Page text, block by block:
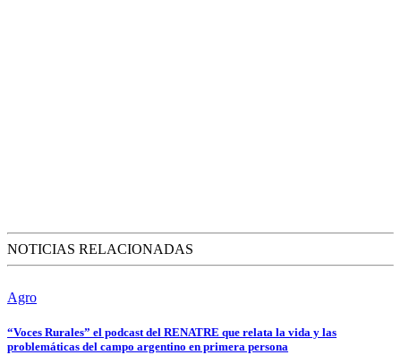
NOTICIAS RELACIONADAS
Agro
“Voces Rurales” el podcast del RENATRE que relata la vida y las
problemáticas del campo argentino en primera persona